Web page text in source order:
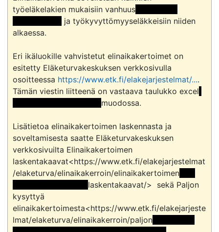
työeläkelakien mukaisiin vanhuus
ja työkyvyttömyyseläkkeisiin niiden
alkaessa.
Eri ikäluokille vahvistetut elinaikakertoimet on
esitetty Eläketurvakeskuksen verkkosivulla
osoitteessa https://www.etk.fi/elakejarjestelmat/....
Tämän viestin liitteenä on vastaava taulukko excel
muodossa.
Lisätietoa elinaikakertoimen laskennasta ja
soveltamisesta saatte Eläketurvakeskuksen
verkkosivuilta Elinaikakertoimen
laskentakaavat<https://www.etk.fi/elakejarjestelmat
/elaketurva/elinaikakerroin/elinaikakertoimen
laskentakaavat/>  sekä Paljon
kysyttyä
elinaikakertoimesta<https://www.etk.fi/elakejarjeste
lmat/elaketurva/elinaikakerroin/paljon